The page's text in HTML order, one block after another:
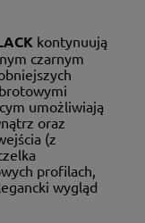
kontynuują
czarnym
umożliwiają
oraz
(z
profilach,
wygląd